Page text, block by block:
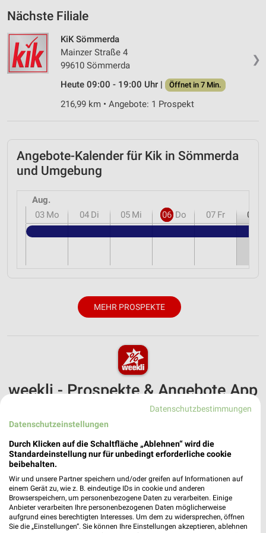
Nächste Filiale
❯
KiK Sömmerda
Mainzer Straße 4
99610 Sömmerda
Heute 09:00 - 19:00 Uhr |
Öffnet in 7 Min.
216,99 km • Angebote: 1 Prospekt
Angebote-Kalender für Kik in Sömmerda
und Umgebung
Aug.
03 Mo 04 Di 05 Mi 06 Do 07 Fr 08
MEHR PROSPEKTE
weekli - Prospekte & Angebote App
Alle Kik Angebote immer griffbereit – mit der kostenlosen
weekli App für iOS & Android.
✔Standortgenaue Angebote
✔Folge deinem Lieblingshändler
✔Einkaufsliste - Einkauf stressfrei planen
JETZT LADEN UND SPAREN!
Datenschutzbestimmungen
Datenschutzeinstellungen
Durch Klicken auf die Schaltfläche „Ablehnen“ wird die
Standardeinstellung nur für unbedingt erforderliche cookie
beibehalten.
Wir und unsere Partner speichern und/oder greifen auf Informationen auf
einem Gerät zu, wie z. B. eindeutige IDs in cookie und anderen
Browserspeichern, um personenbezogene Daten zu verarbeiten. Einige
Anbieter verarbeiten Ihre personenbezogenen Daten möglicherweise
aufgrund eines berechtigten Interesses. Um dem zu widersprechen, öffnen
Sie die „Einstellungen“. Sie können Ihre Einstellungen akzeptieren, ablehnen